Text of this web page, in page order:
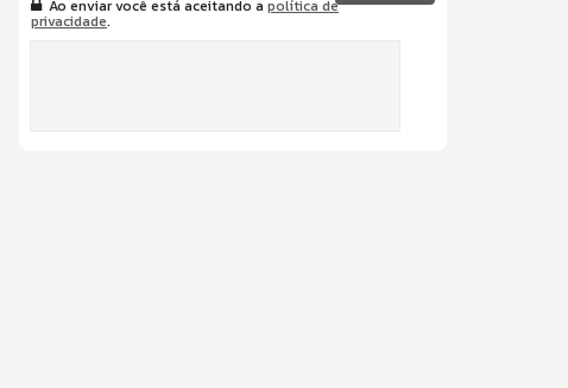
Ao enviar você está aceitando apolítica de
privacidade.